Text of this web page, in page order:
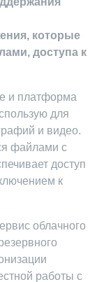
которые
доступа к
и платформа
для
и видео.
файлами с
доступ
к
облачного
работы с